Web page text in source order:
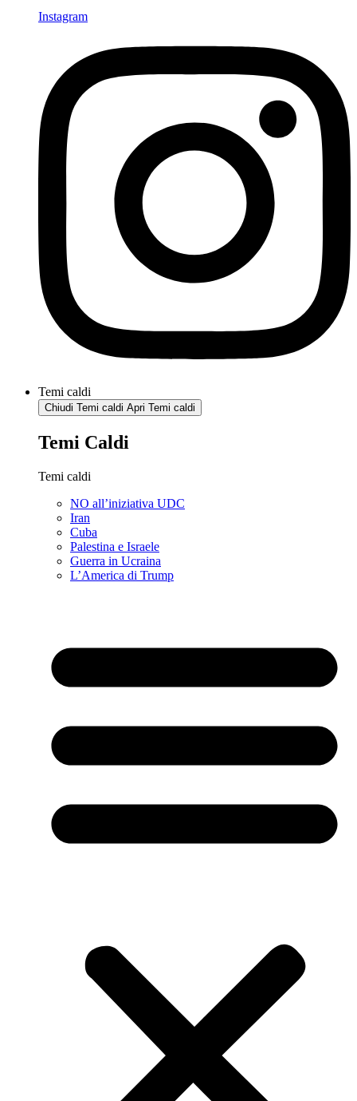
Instagram
Temi caldi
Chiudi Temi caldi Apri Temi caldi
Temi Caldi
Temi caldi
NO all’iniziativa UDC
Iran
Cuba
Palestina e Israele
Guerra in Ucraina
L’America di Trump